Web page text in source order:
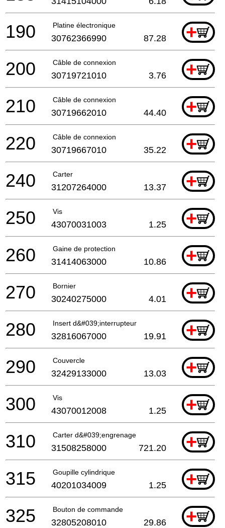
Platine électronique +
190 30762366990 87.28
Câble de connexion +
200 30719721010 3.76
Câble de connexion +
210 30719662010 44.40
Câble de connexion +
220 30719667010 35.22
Carter +
240 31207264000 13.37
Vis +
250 43070031003 1.25
Gaine de protection +
260 31414063000 10.86
Bornier +
270 30240275000 4.01
Insert d&#039;interrupteur +
280 32816067000 19.91
Couvercle +
290 32429133000 13.03
Vis +
300 43070012008 1.25
Carter d&#039;engrenage +
310 31508258000 721.20
Goupille cylindrique +
315 40201034009 1.25
Bouton de commande +
325 32805208010 29.86